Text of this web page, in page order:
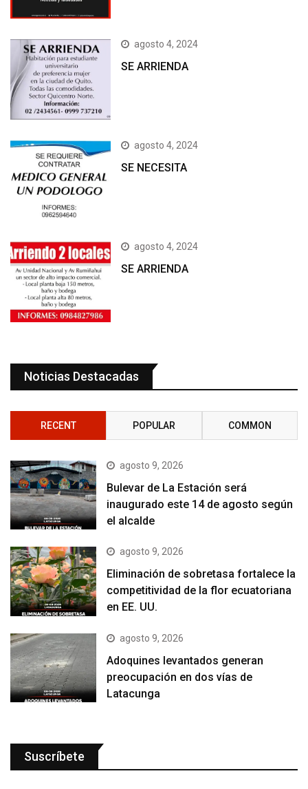
agosto 4, 2024
SE ARRIENDA
agosto 4, 2024
SE NECESITA
agosto 4, 2024
SE ARRIENDA
Noticias Destacadas
RECENT POPULAR COMMON
agosto 9, 2026
Bulevar de La Estación será
inaugurado este 14 de agosto según
el alcalde
agosto 9, 2026
Eliminación de sobretasa fortalece la
competitividad de la flor ecuatoriana
en EE. UU.
agosto 9, 2026
Adoquines levantados generan
preocupación en dos vías de
Latacunga
Suscríbete